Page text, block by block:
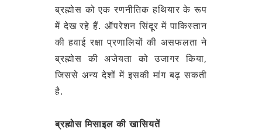
ब्रह्मोस को एक रणनीतिक हथियार के रूप
में देख रहे हैं. ऑपरेशन सिंदूर में पाकिस्तान
की हवाई रक्षा प्रणालियों की असफलता ने
ब्रह्मोस की अजेयता को उजागर किया,
जिससे अन्य देशों में इसकी मांग बढ़ सकती
है.
ब्रह्मोस मिसाइल की खासियतें